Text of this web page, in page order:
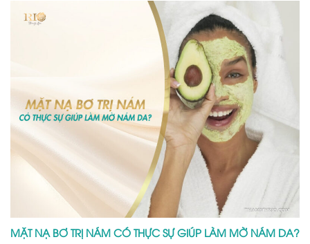
MẶT NẠ BƠ TRỊ NÁM CÓ THỰC SỰ GIÚP LÀM MỜ NÁM DA?